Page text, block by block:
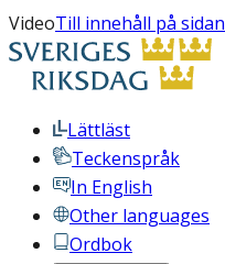
VideoTill innehåll på sidan
Lättläst
Teckenspråk
In English
Other languages
Ordbok